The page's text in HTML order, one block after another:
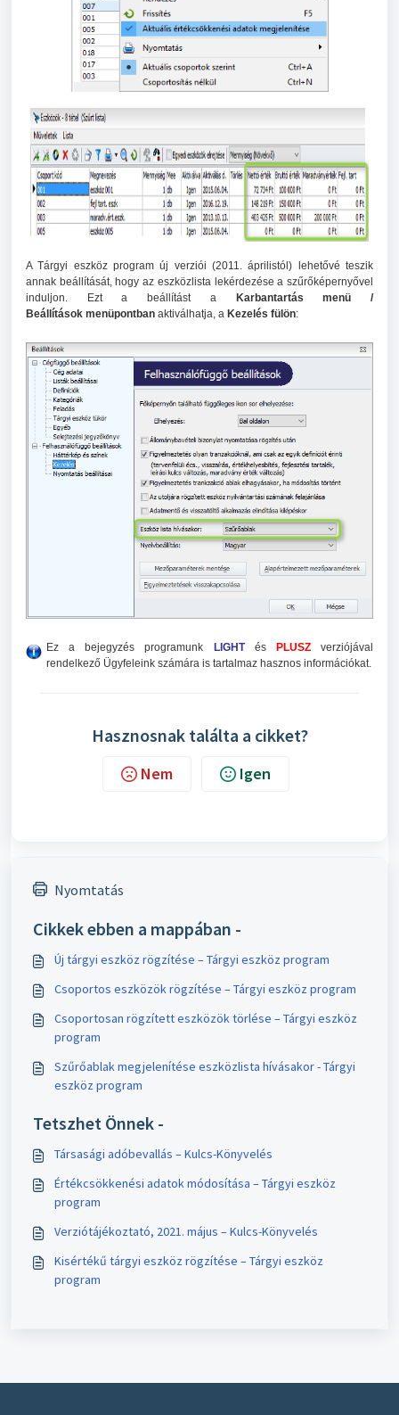
A Tárgyi eszköz program új verziói (2011. áprilistól) lehetővé teszik
annak beállítását, hogy az eszközlista lekérdezése a szűrőképernyővel
induljon. Ezt a beállítást a
Karbantartás menü /
Beállítások menüpontban aktiválhatja, a Kezelés fülön:
Ez a bejegyzés programunk LIGHTés PLUSZverziójával
rendelkező Ügyfeleink számára is tartalmaz hasznos információkat.
Hasznosnak találta a cikket?
Nem Igen
Nyomtatás
Cikkek ebben a mappában -
Új tárgyi eszköz rögzítése – Tárgyi eszköz program
Csoportos eszközök rögzítése – Tárgyi eszköz program
Csoportosan rögzített eszközök törlése – Tárgyi eszköz
program
Szűrőablak megjelenítése eszközlista hívásakor - Tárgyi
eszköz program
Tetszhet Önnek -
Társasági adóbevallás – Kulcs-Könyvelés
Értékcsökkenési adatok módosítása – Tárgyi eszköz
program
Verziótájékoztató, 2021. május – Kulcs-Könyvelés
Kisértékű tárgyi eszköz rögzítése – Tárgyi eszköz
program